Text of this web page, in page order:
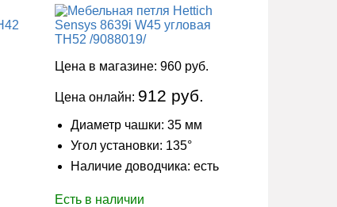
Цена в магазине:960 руб.
Цена онлайн: 912 руб.
Диаметр чашки: 35 мм
Угол установки: 135°
Наличие доводчика: есть
Есть в наличии